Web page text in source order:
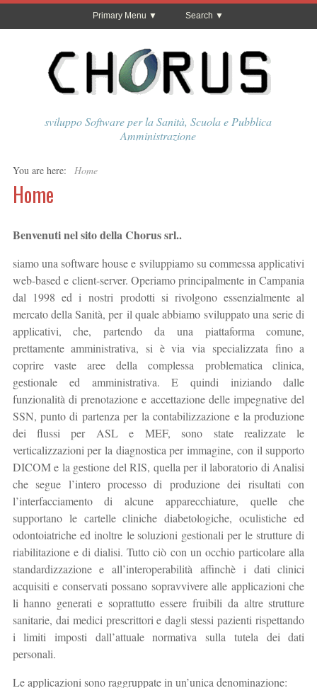
Primary Menu Search
sviluppo Software per la Sanità, Scuola e Pubblica
Amministrazione
You are here: Home
Home
Benvenuti nel sito della Chorus srl..
siamo una software house e sviluppiamo su commessa applicativi
web-based e client-server. Operiamo principalmente in Campania
dal 1998 ed i nostri prodotti si rivolgono essenzialmente al
mercato della Sanità, per il quale abbiamo sviluppato una serie di
applicativi, che, partendo da una piattaforma comune,
prettamente amministrativa, si è via via specializzata fino a
coprire vaste aree della complessa problematica clinica,
gestionale ed amministrativa. E quindi iniziando dalle
funzionalità di prenotazione e accettazione delle impegnative del
SSN, punto di partenza per la contabilizzazione e la produzione
dei flussi per ASL e MEF, sono state realizzate le
verticalizzazioni per la diagnostica per immagine, con il supporto
DICOM e la gestione del RIS, quella per il laboratorio di Analisi
che segue l’intero processo di produzione dei risultati con
l’interfacciamento di alcune apparecchiature, quelle che
supportano le cartelle cliniche diabetologiche, oculistiche ed
odontoiatriche ed inoltre le soluzioni gestionali per le strutture di
riabilitazione e di dialisi. Tutto ciò con un occhio particolare alla
standardizzazione e all’interoperabilità affinchè i dati clinici
acquisiti e conservati possano sopravvivere alle applicazioni che
li hanno generati e soprattutto essere fruibili da altre strutture
sanitarie, dai medici prescrittori e dagli stessi pazienti rispettando
i limiti imposti dall’attuale normativa sulla tutela dei dati
personali.
Le applicazioni sono raggruppate in un’unica denominazione: